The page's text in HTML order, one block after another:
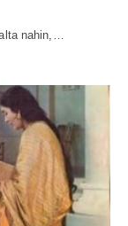
nahin,…